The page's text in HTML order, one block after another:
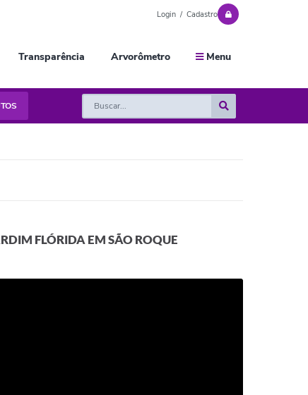
Login / Cadastro
Transparência Arvorômetro Menu
FLÓRIDA EM SÃO ROQUE